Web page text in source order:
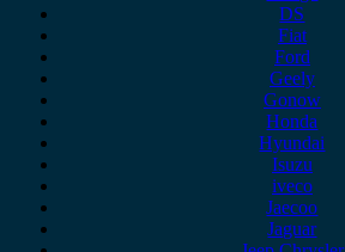
DS
Fiat
Ford
Geely
Gonow
Honda
Hyundai
Isuzu
iveco
Jaecoo
Jaguar